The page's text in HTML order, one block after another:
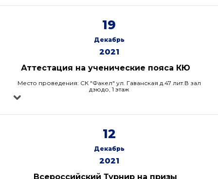
19
Декабрь
2021
Аттестация на ученические пояса КЮ
Место проведения: СК "Факел" ул. Гаванская д.47 лит.В зал
дзюдо, 1 этаж
12
Декабрь
2021
Всероссийский Турнир на призы